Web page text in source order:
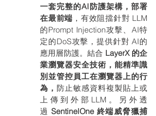
一套完整的AI防護架構，部署
在最前端 ，有效阻擋針對 LLM
的Prompt Injection攻擊、AI特
定的DoS攻擊，提供針對 AI的
應用層防護。結合 LayerX 的企
業瀏覽器安全技術，能精準識
別並管控員工在瀏覽器上的行
為， 防止敏感資料複製貼上或
上傳到外部LLM。另外透
過 SentinelOne 終端威脅獵捕